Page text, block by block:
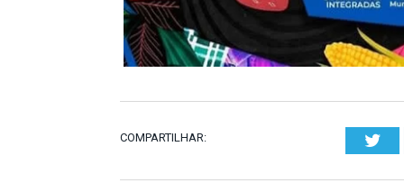
COMPARTILHAR: